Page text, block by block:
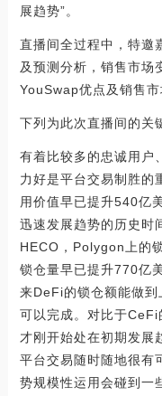
展趋势”。
直播间全过程中，特邀
及预测分析，销售市场
YouSwap优点及销售市
下列为此次直播间的关
有着比较多的忠诚用户
力好是平台交易制胜的
用价值早已提升540亿
迅速发展趋势的历史时
HECO，Polygon上的
锁仓量早已提升770亿
来DeFi的锁仓额能做
可以完成。对比于
才刚开始处在初期发展
平台交易随时随地很有
势规模性运用会碰到一